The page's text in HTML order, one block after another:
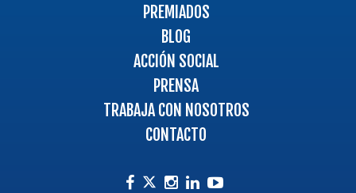
PREMIADOS
BLOG
ACCIÓN SOCIAL
PRENSA
TRABAJA CON NOSOTROS
CONTACTO
Facebook
TwitterInstagram
LinkedinYoutube